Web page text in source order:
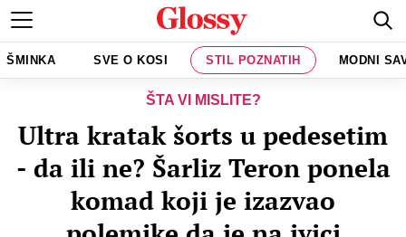
ŠMINKA SVE O KOSI STIL POZNATIH MODNI
ŠTA VI MISLITE?
Ultra kratak šorts u pedesetim
- da ili ne? Šarliz Teron ponela
komad koji je izazvao